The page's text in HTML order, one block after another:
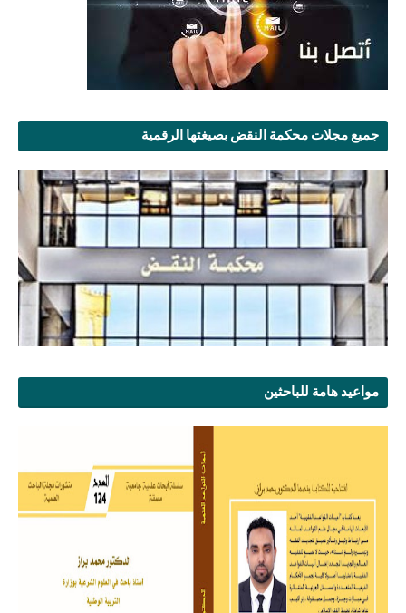
جميع مجلات محكمة النقض بصيغتها الرقمية
مواعيد هامة للباحثين